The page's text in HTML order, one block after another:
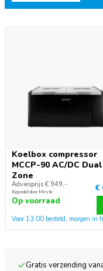
Koelbox compressor
MCCP-90 AC/DC Dual
Zone
Adviesprijs € 949,-
Bepaald door Mestic
€
Op voorraad
Voor 13:00 besteld, morgen in
Gratis verzending